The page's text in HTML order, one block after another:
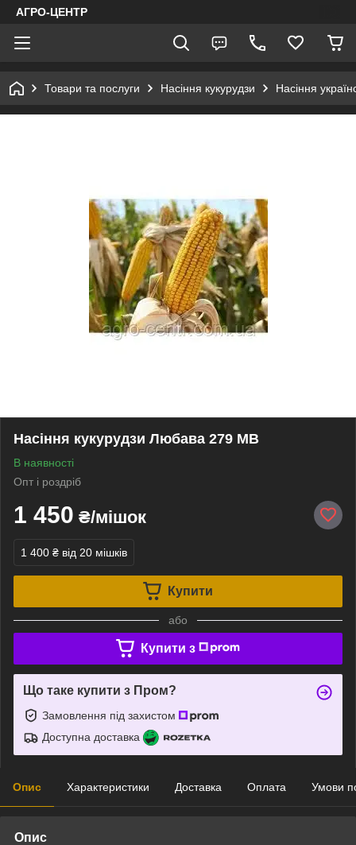
АГРО-ЦЕНТР
Товари та послуги Насіння кукурудзи Насіння
Насіння кукурудзи Любава 279 МВ
В наявності
Опт і роздріб
1 450 ₴/мішок
1 400 ₴ від 20 мішків
Купити
або
Купити з
Що таке купити з Пром?
Замовлення під захистом
Доступна доставка
Опис Характеристики Доставка Оплата Умови
Опис